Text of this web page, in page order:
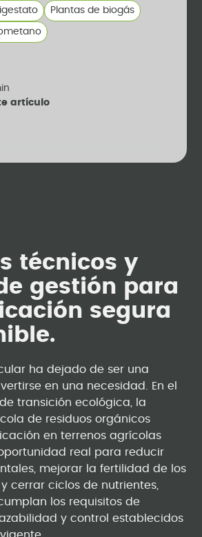
Plantas de biogás
artículo
técnicos y
gestión para
segura
ha dejado de ser una
en una necesidad. En el
transición ecológica, la
de residuos orgánicos
en terrenos agrícolas
real para reducir
mejorar la fertilidad de los
cerrar ciclos de nutrientes,
los requisitos de
y control establecidos